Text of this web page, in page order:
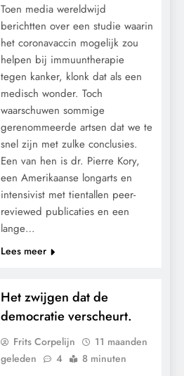
Toen media wereldwijd
berichtten over een studie waarin
het coronavaccin mogelijk zou
helpen bij immuuntherapie
tegen kanker, klonk dat als een
medisch wonder. Toch
waarschuwen sommige
gerenommeerde artsen dat we te
snel zijn met zulke conclusies.
Een van hen is dr. Pierre Kory,
een Amerikaanse longarts en
intensivist met tientallen peer-
reviewed publicaties en een
lange…
Lees meer
Het zwijgen dat de
democratie verscheurt.
Frits Corpelijn
11 maanden
geleden
4 8 minuten